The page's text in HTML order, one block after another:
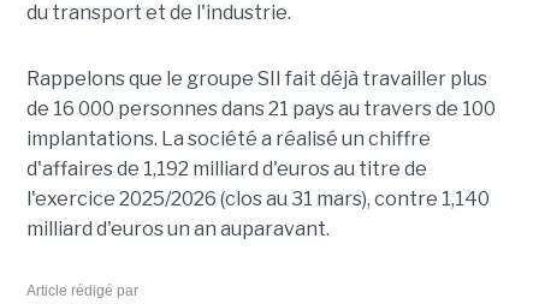
du transport et de l'industrie.
Rappelons que le groupe SII fait déjà travailler plus
de 16 000 personnes dans 21 pays au travers de 100
implantations. La société a réalisé un chiffre
d'affaires de 1,192 milliard d'euros au titre de
l'exercice 2025/2026 (clos au 31 mars), contre 1,140
milliard d'euros un an auparavant.
Article rédigé par